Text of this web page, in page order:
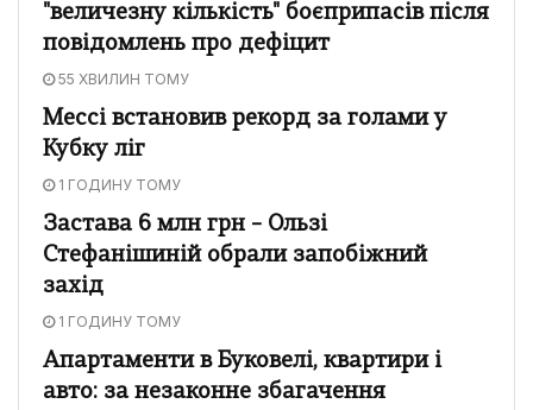
"величезну кількість" боєприпасів після
повідомлень про дефіцит
55 ХВИЛИН ТОМУ
Мессі встановив рекорд за голами у
Кубку ліг
1 ГОДИНУ ТОМУ
Застава 6 млн грн – Ользі
Стефанішиній обрали запобіжний
захід
1 ГОДИНУ ТОМУ
Апартаменти в Буковелі, квартири і
авто: за незаконне збагачення